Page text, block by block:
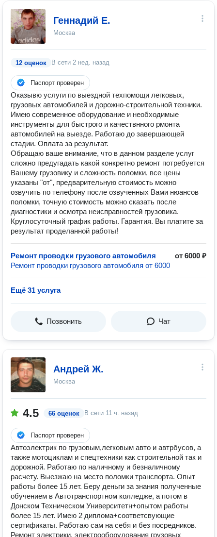
Геннадий Е.
Москва
12 оценок В сети 2 нед. назад
Паспорт проверен
Оказывю услуги по выездной техпомощи легковых,
грузовых автомобилей и дорожно-строительной техники.
Имею современное оборудование и необходимые
инструменты для быстрого и качествнного рмонта
автомобилей на выезде. Работаю до завершающей
стадии. Оплата за результат.
Обращаю ваше внимание, что в данном разделе услуг
сложно предугадать какой конкретно ремонт потребуется
Вашему грузовику и сложность поломки, все цены
указаны "от", предварительную стоимость можно
озвучить по телефону после озвученных Вами нюансов
поломки, точную стоимость можно сказать после
диагностики и осмотра неисправностей грузовика.
Круглосуточный график работы. Гарантия. Вы платите за
результат проделанной работы!
Ремонт проводки грузового автомобиля
от 6000 ₽
Ремонт проводки грузового автомобиля от 6000
Ещё 31 услуга
Позвонить Чат
Андрей Ж.
Москва
4.5 66 оценок В сети 11 ч. назад
Паспорт проверен
Автоэлектрик по грузовым,легковым авто и автрбусов, а
также мотоциклам и спецтехники как строительной так и
дорожной. Работаю по наличному и безналичному
расчету. Выезжаю на место поломки транспорта. Опыт
работы более 15 лет. Беру деньги за знания полученные
обучением в Автотранспортном колледже, а потом в
Донском Техническом Университетн+опытом работы
более 15 лет. Имею 2 диплома+соответсвующие
сертификаты. Работаю сам на себя и без посредников.
Ремонт электрики, электрооборудования грузовых